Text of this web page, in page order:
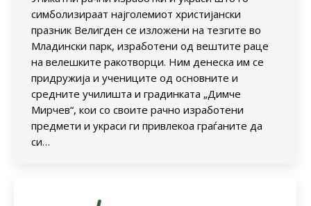
симболизираат најголемиот христијански
празник Велигден се изложени на тезгите во
Младински парк, изработени од вештите раце
на велешките ракотворци. Ним денеска им се
придружија и учениците од основните и
средните училишта и градинката „Димче
Мирчев“, кои со своите рачно изработени
предмети и украси ги привлекоа граѓаните да
си…